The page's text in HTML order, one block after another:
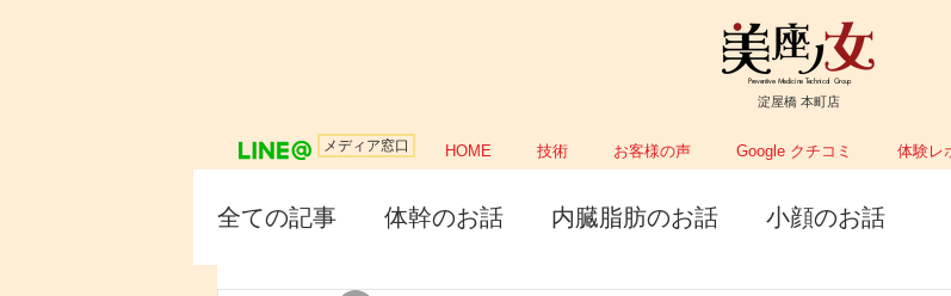
メディア窓口
Preventive Medicine Technical Group
淀屋橋 本町店
HOME 技術 お客様の声 Google クチコミ 体験レ
全ての記事 体幹のお話 内臓脂肪のお話 小顔のお話